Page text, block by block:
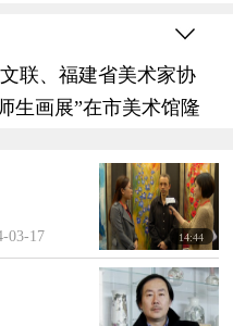
联、福建省美术家协
生画展”在市美术馆隆
1984年毕业于福建省工艺美
建省美术家协会副主席、福
03-17 14:44